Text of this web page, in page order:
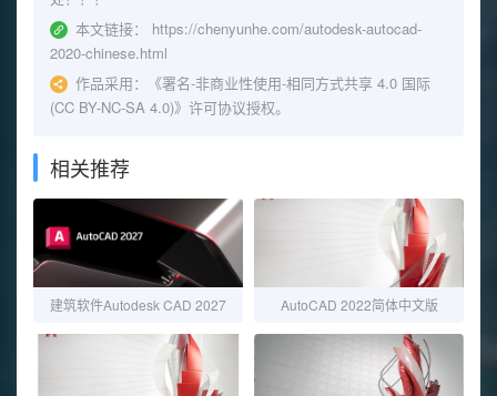
本文链接：
https://chenyunhe.com/autodesk-autocad-
2020-chinese.html
作品采用：
《署名-非商业性使用-相同方式共享 4.0 国际
(CC BY-NC-SA 4.0)》许可协议授权。
相关推荐
建筑软件Autodesk CAD 2027 AutoCAD 2022简体中文版